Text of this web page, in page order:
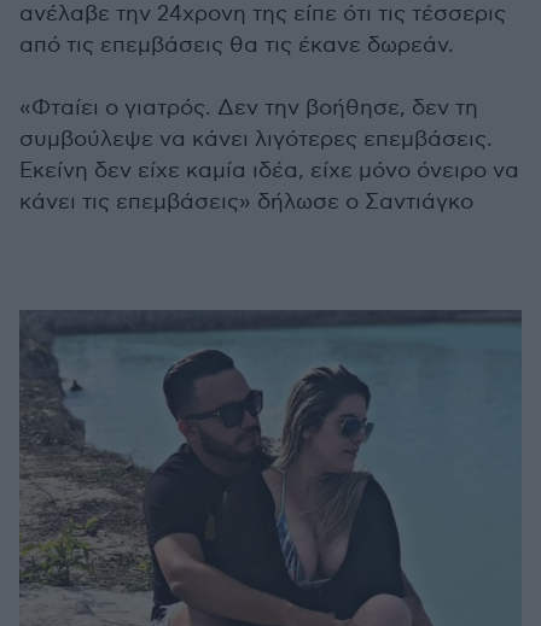
ανέλαβε την 24χρονη της είπε ότι τις τέσσερις
από τις επεμβάσεις θα τις έκανε δωρεάν.
«Φταίει ο γιατρός. Δεν την βοήθησε, δεν τη
συμβούλεψε να κάνει λιγότερες επεμβάσεις.
Εκείνη δεν είχε καμία ιδέα, είχε μόνο όνειρο να
κάνει τις επεμβάσεις» δήλωσε ο Σαντιάγκο